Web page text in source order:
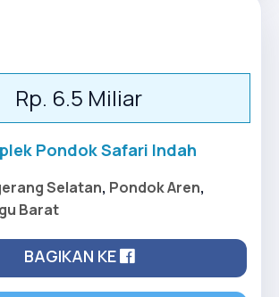
Rp. 6.5 Miliar
Pondok Safari Indah
Selatan, Pondok Aren,
Barat
BAGIKAN KE